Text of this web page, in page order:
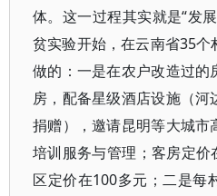
体。这一过程其实就是“发
贫实验开始，在云南省35
做的：一是在农户改造过的
房，配备星级酒店设施（河
捐赠），邀请昆明等大城
培训服务与管理；客房定
区定价在100多元；二是每